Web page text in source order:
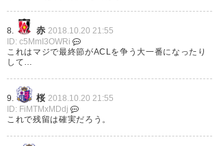
得点シーンの健勇の粘りこそ今
のセレッソの突き詰めるポイン
トだわ。
— YK23⭐️⭐️🏆 (kuboyoichi)
2018, 10月 20
8. 赤 2018.10.20 21:55
ID: c5MmI3OWRi
これはマジで最終節がACLを争う大一番になったり
して…
9. 桜 2018.10.20 21:55
ID: FiMTMxMDdj
これで残留は確実だろう。